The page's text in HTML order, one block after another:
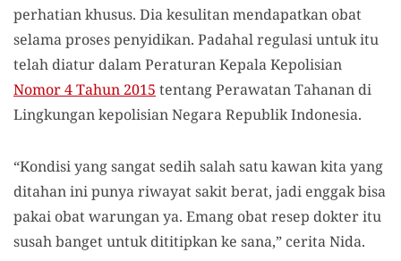
perhatian khusus. Dia kesulitan mendapatkan obat
selama proses penyidikan. Padahal regulasi untuk itu
telah diatur dalam Peraturan Kepala Kepolisian
Nomor 4 Tahun 2015 tentang Perawatan Tahanan di
Lingkungan kepolisian Negara Republik Indonesia.
“Kondisi yang sangat sedih salah satu kawan kita yang
ditahan ini punya riwayat sakit berat, jadi enggak bisa
pakai obat warungan ya. Emang obat resep dokter itu
susah banget untuk dititipkan ke sana,” cerita Nida.